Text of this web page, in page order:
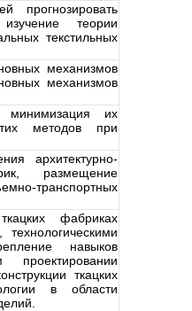
прогнозировать
изучение теории
текстильных
механизмов
механизмов
минимизация их
методов при
архитектурно-
размещение
транспортных
фабриках
навыков
ткацких
в области